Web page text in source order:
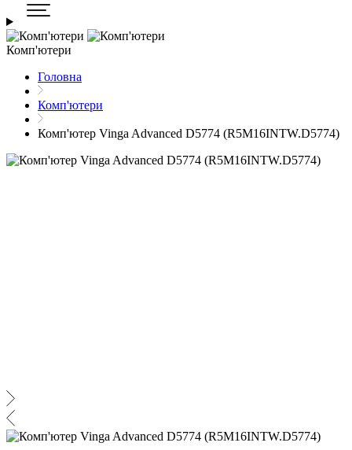
Комп'ютери
Головна
Комп'ютери
Комп'ютер Vinga Advanced D5774 (R5M16INTW.D5774)